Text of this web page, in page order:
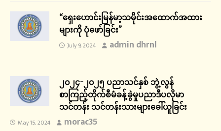
“ရှေးဟောင်းမြန်မာ့သမိုင်းအထောက်အထား
များကို ပုံဖော်ခြင်း”
July 9, 2024 admin dhrnl
၂၀၂၄-၂၀၂၅ ပညာသင်နှစ် ဘွဲ့လွန်
စာကြည့်တိုက်စီမံခန့်ခွဲမှုပညာဒီပလိုမာ
သင်တန်း သင်တန်းသားများခေါ်ယူခြင်း
May 15, 2024 morac35